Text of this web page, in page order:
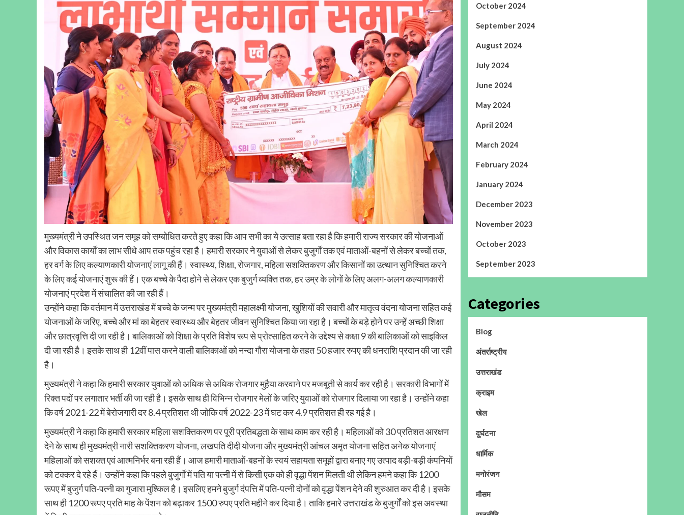
मुख्यमंत्री ने उपस्थित जन समूह को सम्बोधित करते हुए कहा कि आप सभी का ये उत्साह बता रहा है कि हमारी राज्य सरकार की योजनाओं
और विकास कार्यों का लाभ सीधे आप तक पहुंच रहा है। हमारी सरकार ने युवाओं से लेकर बुजुर्गों तक एवं माताओं-बहनों से लेकर बच्चों तक,
हर वर्ग के लिए कल्याणकारी योजनाएं लागू की हैं। स्वास्थ्य, शिक्षा, रोजगार, महिला सशक्तिकरण और किसानों का उत्थान सुनिश्चित करने
के लिए कई योजनाएं शुरू की हैं। एक बच्चे के पैदा होने से लेकर एक बुजुर्ग व्यक्ति तक, हर उम्र के लोगों के लिए अलग-अलग कल्याणकारी
योजनाएं प्रदेश में संचालित की जा रही हैं।
उन्होंने कहा कि वर्तमान में उत्तराखंड में बच्चे के जन्म पर मुख्यमंत्री महालक्ष्मी योजना, खुशियों की सवारी और मातृत्व वंदना योजना सहित कई
योजनाओं के जरिए, बच्चे और मां का बेहतर स्वास्थ्य और बेहतर जीवन सुनिश्चित किया जा रहा है। बच्चों के बड़े होने पर उन्हें अच्छी शिक्षा
और छात्रवृत्ति दी जा रही है। बालिकाओं को शिक्षा के प्रति विशेष रूप से प्रोत्साहित करने के उद्देश्य से कक्षा 9 की बालिकाओं को साइकिल
दी जा रही है। इसके साथ ही 12वीं पास करने वाली बालिकाओं को नन्दा गौरा योजना के तहत 50 हजार रुपए की धनराशि प्रदान की जा रही
है।
मुख्यमंत्री ने कहा कि हमारी सरकार युवाओं को अधिक से अधिक रोजगार मुहैया करवाने पर मजबूती से कार्य कर रही है। सरकारी विभागों में
रिक्त पदों पर लगातार भर्ती की जा रही है। इसके साथ ही विभिन्न रोजगार मेलों के जरिए युवाओं को रोजगार दिलाया जा रहा है। उन्होंने कहा
कि वर्ष 2021-22 में बेरोजगारी दर 8.4 प्रतिशत थी जोकि वर्ष 2022-23 में घट कर 4.9 प्रतिशत ही रह गई है।
मुख्यमंत्री ने कहा कि हमारी सरकार महिला सशक्तिकरण पर पूरी प्रतिबद्धता के साथ काम कर रही है। महिलाओं को 30 प्रतिशत आरक्षण
देने के साथ ही मुख्यमंत्री नारी सशक्तिकरण योजना, लखपति दीदी योजना और मुख्यमंत्री आंचल अमृत योजना सहित अनेक योजनाएं
महिलाओं को सशक्त एवं आत्मनिर्भर बना रही हैं। आज हमारी माताओं-बहनों के स्वयं सहायता समूहों द्वारा बनाए गए उत्पाद बड़ी-बड़ी कंपनियों
को टक्कर दे रहे हैं। उन्होंने कहा कि पहले बुजुर्गों में पति या पत्नी में से किसी एक को ही वृद्धा पेंशन मिलती थी लेकिन हमने कहा कि 1200
रूपए में बुजुर्ग पति-पत्नी का गुजारा मुश्किल है। इसलिए हमने बुजुर्ग दंपत्ति में पति-पत्नी दोनों को वृद्धा पेंशन देने की शुरुआत कर दी है। इसके
साथ ही 1200 रूपए प्रति माह के पेंशन को बढ़ाकर 1500 रुपए प्रति महीने कर दिया है। ताकि हमारे उत्तराखंड के बुजुर्गों को इस अवस्था
October 2024
September 2024
August 2024
July 2024
June 2024
May 2024
April 2024
March 2024
February 2024
January 2024
December 2023
November 2023
October 2023
September 2023
Categories
Blog
अंतर्राष्ट्रीय
उत्तराखंड
क्राइम
खेल
दुर्घटना
धार्मिक
मनोरंजन
मौसम